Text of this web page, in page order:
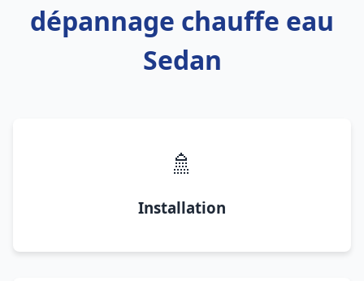
dépannage chauffe eau
Sedan
🚿
Installation